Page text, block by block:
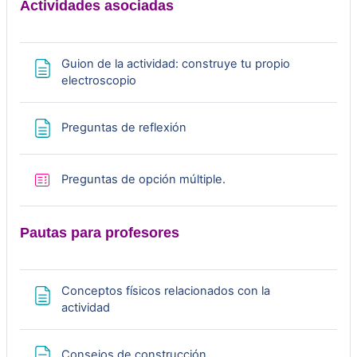
d
u
c
i
r
d
e
Actividades asociadas
Guion de la actividad: construye tu propio
electroscopio
Preguntas de reflexión
Preguntas de opción múltiple.
Pautas para profesores
Conceptos físicos relacionados con la
actividad